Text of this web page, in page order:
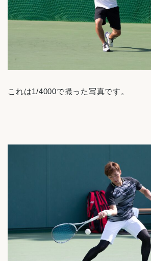
これは1/4000で撮った写真です。